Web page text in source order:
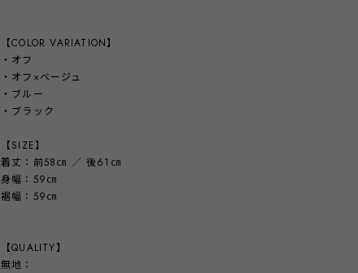
【COLOR VARIATION】
・オフ
・オフ×ベージュ
・ブルー
・ブラック
【SIZE】
着丈：前58㎝ ／ 後61㎝
身幅：59㎝
裾幅：59㎝
【QUALITY】
無地：